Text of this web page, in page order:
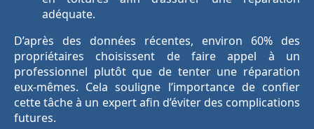
adéquate.
D’après des données récentes, environ 60% des
propriétaires choisissent de faire appel à un
professionnel plutôt que de tenter une réparation
eux-mêmes. Cela souligne l’importance de confier
cette tâche à un expert afin d’éviter des complications
futures.